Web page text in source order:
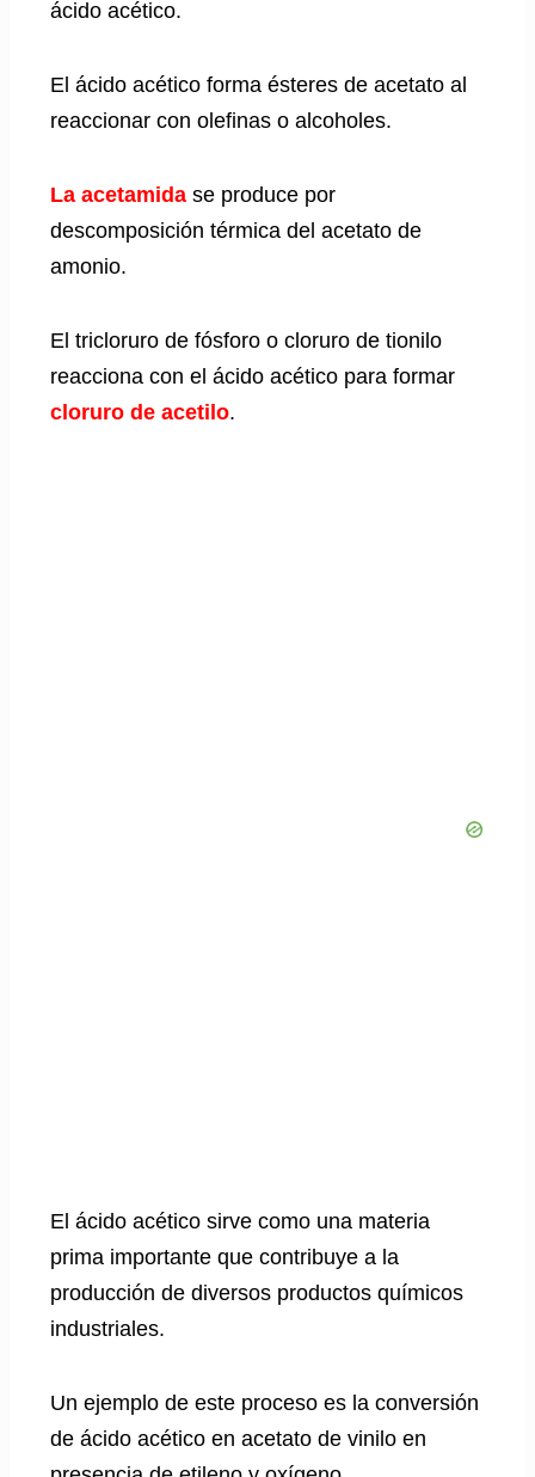
ácido acético.
El ácido acético forma ésteres de acetato al
reaccionar con olefinas o alcoholes.
La acetamida se produce por
descomposición térmica del acetato de
amonio.
El tricloruro de fósforo o cloruro de tionilo
reacciona con el ácido acético para formar
cloruro de acetilo.
El ácido acético sirve como una materia
prima importante que contribuye a la
producción de diversos productos químicos
industriales.
Un ejemplo de este proceso es la conversión
de ácido acético en acetato de vinilo en